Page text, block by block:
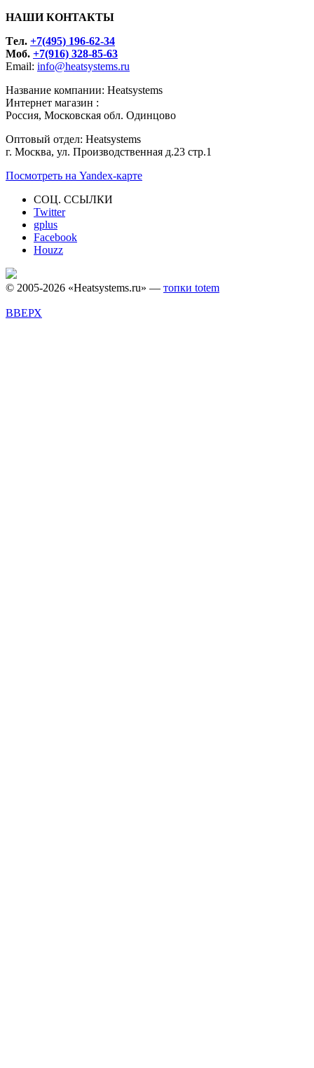
НАШИ КОНТАКТЫ
Tел. +7(495) 196-62-34
Моб. +7(916) 328-85-63
Email: info@heatsystems.ru
Название компании: Heatsystems
Интернет магазин :
Россия, Московская обл. Одинцово
Оптовый отдел: Heatsystems
г. Москва, ул. Производственная д.23 стр.1
Посмотреть на Yandex-карте
СОЦ. ССЫЛКИ
Twitter
gplus
Facebook
Houzz
© 2005-2026 «Heatsystems.ru» — топки totem
ВВЕРХ